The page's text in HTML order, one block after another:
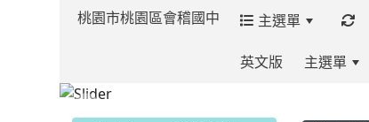
桃園市桃園區會稽國中 主選單
英文版 主選單